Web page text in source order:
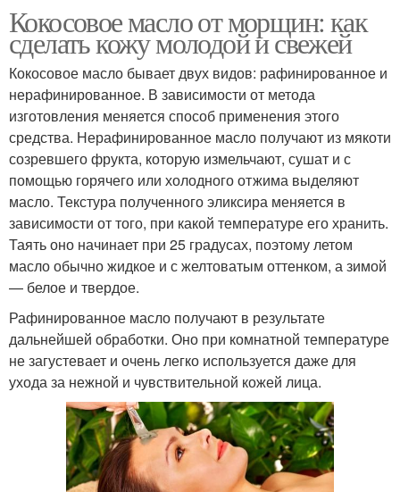
Кокосовое масло от морщин: как
сделать кожу молодой и свежей
Кокосовое масло бывает двух видов: рафинированное и
нерафинированное. В зависимости от метода
изготовления меняется способ применения этого
средства. Нерафинированное масло получают из мякоти
созревшего фрукта, которую измельчают, сушат и с
помощью горячего или холодного отжима выделяют
масло. Текстура полученного эликсира меняется в
зависимости от того, при какой температуре его хранить.
Таять оно начинает при 25 градусах, поэтому летом
масло обычно жидкое и с желтоватым оттенком, а зимой
— белое и твердое.
Рафинированное масло получают в результате
дальнейшей обработки. Оно при комнатной температуре
не загустевает и очень легко используется даже для
ухода за нежной и чувствительной кожей лица.